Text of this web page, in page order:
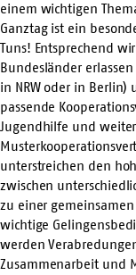
einem wichtigen
Ganztag ist ein
Tuns! Entsprechend
Bundesländer
in NRWoder in Berlin)
passende
Jugendhilfe und
unterstreichen den
zwischen
zu einer
wichtige
werden
Zusammenarbeit und